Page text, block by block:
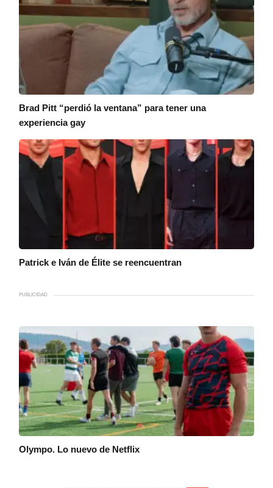
Brad Pitt “perdió la ventana” para tener una
experiencia gay
Patrick e Iván de Élite se reencuentran
PUBLICIDAD
Olympo. Lo nuevo de Netflix